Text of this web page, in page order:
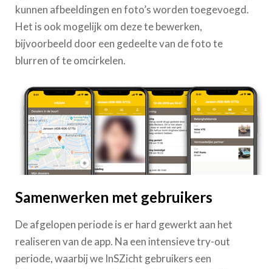
kunnen afbeeldingen en foto’s worden toegevoegd.
Het is ook mogelijk om deze te bewerken,
bijvoorbeeld door een gedeelte van de foto te
blurren of te omcirkelen.
Samenwerken met gebruikers
De afgelopen periode is er hard gewerkt aan het
realiseren van de app. Na een intensieve try-out
periode, waarbij we InSZicht gebruikers een